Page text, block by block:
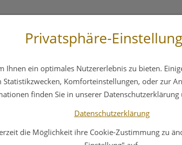
Hautpflege Familie
Privatsphäre-
Ihnen ein optimales Nutzererlebnis zu bieten.
Komforteinstellungen, oder zur
finden Sie in unserer Datenschutzerklärung
Datenschutzerklärung
die Möglichkeit ihre Cookie-Zustimmung zu